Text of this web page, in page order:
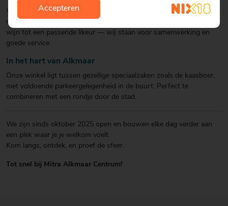
We helpen niet alleen onze klanten, maar denken ook graag mee
met andere ondernemers in de buurt. Van het vinden van de juiste
wijn tot een passende likeur — wij staan voor samenwerking en
goede service.
In het hart van Alkmaar
Onze winkel ligt tussen gezellige speciaalzaken zoals de kaasboer,
met voldoende parkeergelegenheid in de buurt. Perfect te
combineren met een rondje door de stad.
We zijn sinds oktober 2025 open en bouwen elke dag verder aan
een plek waar je je welkom voelt.
Kom langs, ontdek, en proef de sfeer.
Tot snel bij Mitra Alkmaar Centrum!
Accepteren